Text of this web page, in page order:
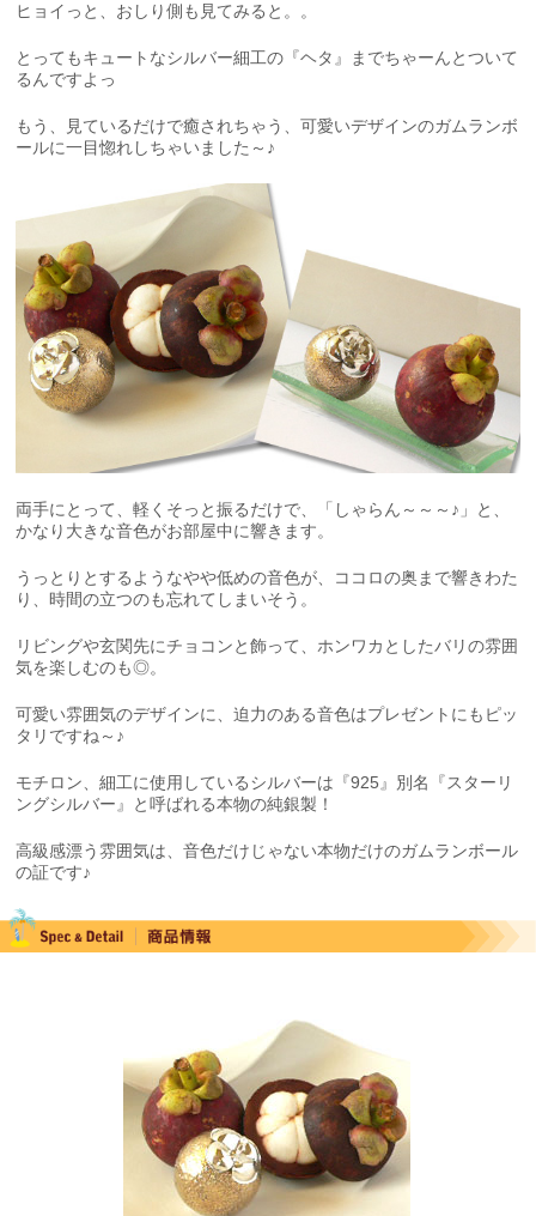
ヒョイっと、おしり側も見てみると。。
とってもキュートなシルバー細工の『ヘタ』までちゃーんとついて
るんですよっ
もう、見ているだけで癒されちゃう、可愛いデザインのガムランボ
ールに一目惚れしちゃいました～♪
両手にとって、軽くそっと振るだけで、「しゃらん～～～♪」と、
かなり大きな音色がお部屋中に響きます。
うっとりとするようなやや低めの音色が、ココロの奥まで響きわた
り、時間の立つのも忘れてしまいそう。
リビングや玄関先にチョコンと飾って、ホンワカとしたバリの雰囲
気を楽しむのも◎。
可愛い雰囲気のデザインに、迫力のある音色はプレゼントにもピッ
タリですね～♪
モチロン、細工に使用しているシルバーは『925』別名『スターリ
ングシルバー』と呼ばれる本物の純銀製！
高級感漂う雰囲気は、音色だけじゃない本物だけのガムランボール
の証です♪